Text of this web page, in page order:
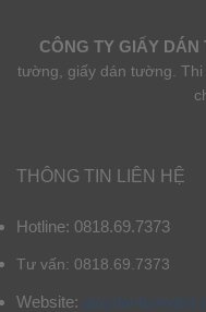
CÔNG TY GIẤY DÁN
tường, giấy dán tường.
THÔNG TIN LIÊN HỆ
Hotline: 0818.69.7373
Tư vấn: 0818.69.7373
Website: